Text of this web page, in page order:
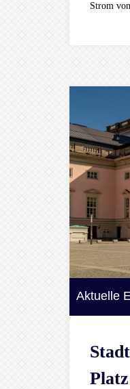
Strom
Aktuelle
Platz